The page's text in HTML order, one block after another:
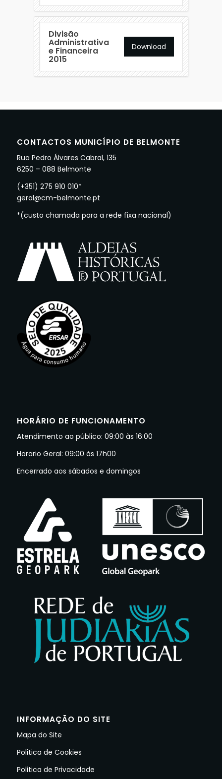
Divisão
Administrativa
e Financeira
2015
Download
CONTACTOS MUNICÍPIO DE BELMONTE
Rua Pedro Álvares Cabral, 135
6250 – 088 Belmonte
(+351) 275 910 010*
geral@cm-belmonte.pt
*(custo chamada para a rede fixa nacional)
HORÁRIO DE FUNCIONAMENTO
Atendimento ao público: 09:00 às 16:00
Horario Geral: 09:00 às 17h00
Encerrado aos sábados e domingos
INFORMAÇÃO DO SITE
Mapa do Site
Politica de Cookies
Politica de Privacidade